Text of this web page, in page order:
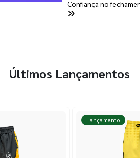
Confiança no
Últimos Lançamentos
Lançamento